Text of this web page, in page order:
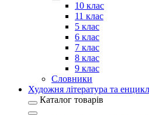
10 клас
11 клас
5 клас
6 клас
7 клас
8 клас
9 клас
Словники
Художня література та
Каталог товарів